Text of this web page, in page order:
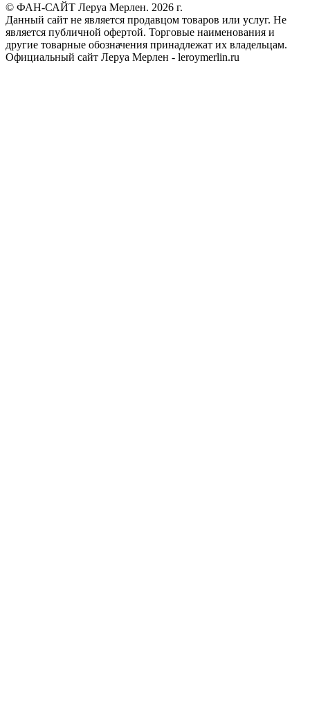
© ФАН-САЙТ Леруа Мерлен. 2026 г.
Данный сайт не является продавцом товаров или услуг. Не
является публичной офертой. Торговые наименования и
другие товарные обозначения принадлежат их владельцам.
Официальный сайт Леруа Мерлен - leroymerlin.ru